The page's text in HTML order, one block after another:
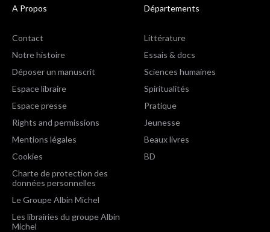
A Propos
Contact
Notre histoire
Déposer un manuscrit
Espace libraire
Espace presse
Rights and permissions
Mentions légales
Cookies
Charte de protection des
données personnelles
Le Groupe Albin Michel
Les librairies du groupe Albin
Michel
Départements
Littérature
Essais & docs
Sciences humaines
Spiritualités
Pratique
Jeunesse
Beaux livres
BD